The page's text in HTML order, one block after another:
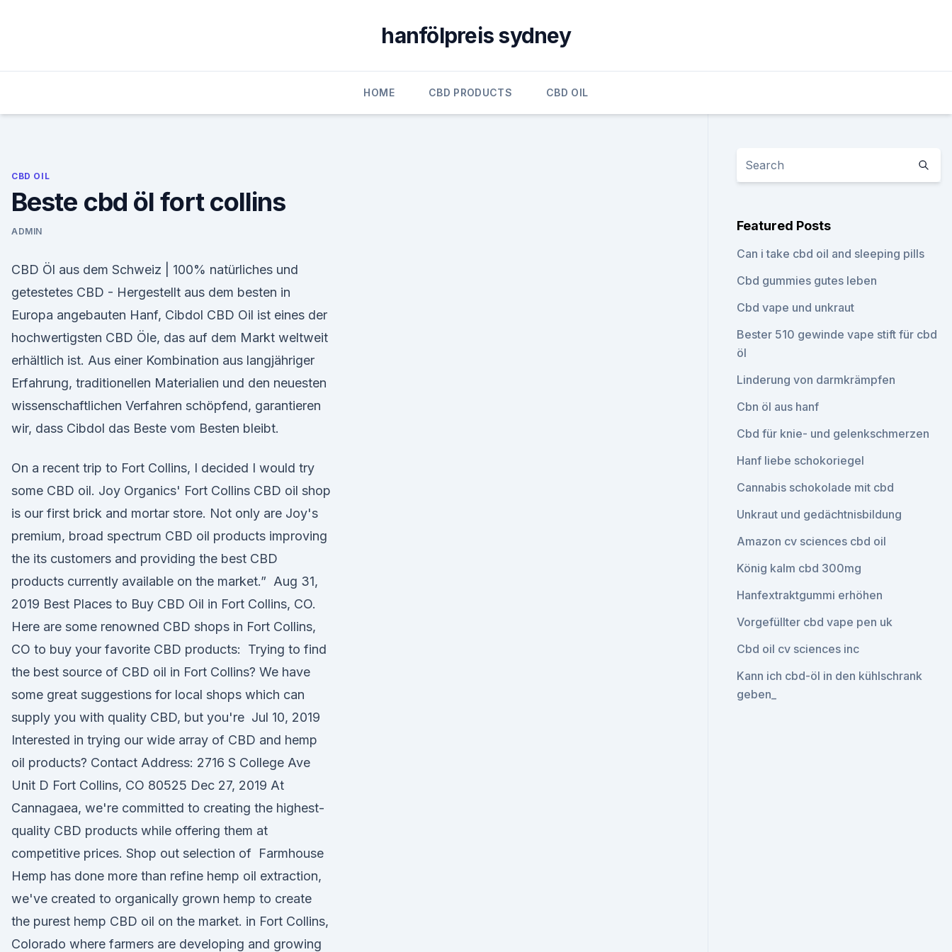
hanfölpreis sydney
HOME CBD PRODUCTS CBD OIL
CBD OIL
Beste cbd öl fort collins
ADMIN
CBD Öl aus dem Schweiz | 100% natürliches und
getestetes CBD - Hergestellt aus dem besten in
Europa angebauten Hanf, Cibdol CBD Oil ist eines der
hochwertigsten CBD Öle, das auf dem Markt weltweit
erhältlich ist. Aus einer Kombination aus langjähriger
Erfahrung, traditionellen Materialien und den neuesten
wissenschaftlichen Verfahren schöpfend, garantieren
wir, dass Cibdol das Beste vom Besten bleibt.
On a recent trip to Fort Collins, I decided I would try
some CBD oil. Joy Organics' Fort Collins CBD oil shop
is our first brick and mortar store. Not only are Joy's
premium, broad spectrum CBD oil products improving
the its customers and providing the best CBD
products currently available on the market.” Aug 31,
2019 Best Places to Buy CBD Oil in Fort Collins, CO.
Here are some renowned CBD shops in Fort Collins,
CO to buy your favorite CBD products: Trying to find
the best source of CBD oil in Fort Collins? We have
some great suggestions for local shops which can
supply you with quality CBD, but you're Jul 10, 2019
Interested in trying our wide array of CBD and hemp
oil products? Contact Address: 2716 S College Ave
Unit D Fort Collins, CO 80525 Dec 27, 2019 At
Cannagaea, we're committed to creating the highest-
quality CBD products while offering them at
competitive prices. Shop out selection of Farmhouse
Hemp has done more than refine hemp oil extraction,
we've created to organically grown hemp to create
the purest hemp CBD oil on the market. in Fort Collins,
Colorado where farmers are developing and growing
Featured Posts
Can i take cbd oil and sleeping pills
Cbd gummies gutes leben
Cbd vape und unkraut
Bester 510 gewinde vape stift für cbd
öl
Linderung von darmkrämpfen
Cbn öl aus hanf
Cbd für knie- und gelenkschmerzen
Hanf liebe schokoriegel
Cannabis schokolade mit cbd
Unkraut und gedächtnisbildung
Amazon cv sciences cbd oil
König kalm cbd 300mg
Hanfextraktgummi erhöhen
Vorgefüllter cbd vape pen uk
Cbd oil cv sciences inc
Kann ich cbd-öl in den kühlschrank
geben_